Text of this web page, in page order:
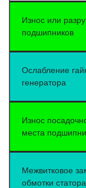
Износ или
подшипников
Ослабление
генератора
Износ
места
Межвитковое
обмотки